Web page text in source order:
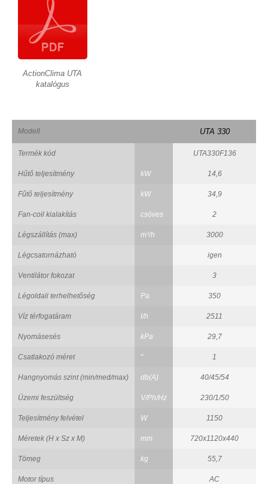
ActionClima UTA
katalógus
Modell UTA 330
Termék kód UTA330F136
Hűtő teljesítmény kW 14,6
Fűtő teljesítmény kW 34,9
Fan-coil kialakítás csöves 2
Légszállítás (max) m³/h 3000
Légcsatornázható igen
Ventilátor fokozat 3
Légoldali terhelhetőség Pa 350
Víz térfogatáram l/h 2511
Nyomásesés kPa 29,7
Csatlakozó méret " 1
Hangnyomás szint (min/med/max) db(A) 40/45/54
Üzemi feszültség V/Ph/Hz 230/1/50
Teljesítmény felvétel W 1150
Méretek (H x Sz x M) mm 720x1120x440
Tömeg kg 55,7
Motor típus AC